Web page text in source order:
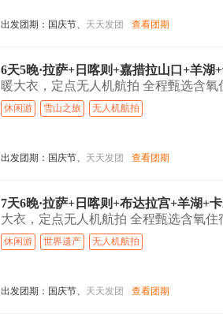
出发团期： 国庆节、 天天发团 查看团期
6天5晚·拉萨+日喀则+嘉措拉山口+羊
暖大衣，定点无人机航拍 全程甄选含
山...>
休闲游 雪山之旅 无人机航拍
出发团期： 国庆节、 天天发团 查看团期
7天6晚·拉萨+日喀则+布达拉宫+羊湖+
大衣，定点无人机航拍 全程甄选含氧
山...>
休闲游 世界遗产 无人机航拍
出发团期： 国庆节、 天天发团 查看团期